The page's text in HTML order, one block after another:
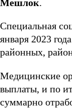
Мешлок.
Специальная
января 2023
районных,
Медицинские
выплаты, и по
суммарно